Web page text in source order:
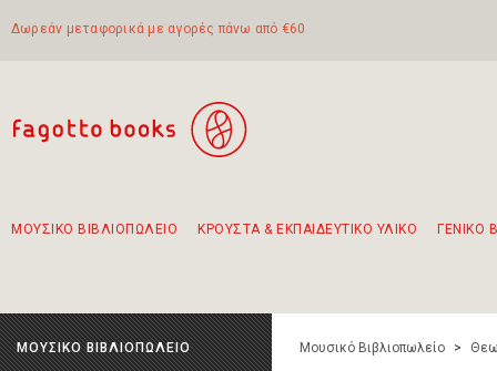
Δωρεάν μεταφορικά με αγορές πάνω από €60
ΜΟΥΣΙΚΟ ΒΙΒΛΙΟΠΩΛΕΙΟ ΚΡΟΥΣΤΑ & ΕΚΠΑΙΔΕΥΤΙΚΟ ΥΛΙΚΟ ΓΕΝΙΚΟ
ΜΟΥΣΙΚΟ ΒΙΒΛΙΟΠΩΛΕΙΟ Μουσικό Βιβλιοπωλείο >